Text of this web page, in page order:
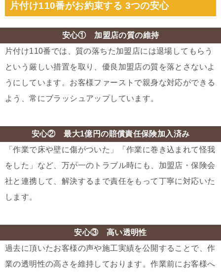
片付け110番がお約束する 3つの安心
安心① 加盟店の質の維持
片付け110番では、質の落ちた加盟店には退場してもらう
という厳しい措置を取り、優良加盟店の質を落とさないよ
うにしています。お客様ファーストで親身な対応ができる
よう、常にブラッシュアップしています。
安心② 最大1億円の賠償責任保険加入済み
「作業で床や壁に傷がついた」「作業に巻き込まれて怪我
をした」など、万が一のトラブル時にも、加盟店・保険会
社と連携して、解決するまで責任をもって丁寧に対応いた
します。
安心③ 高い透明性
過去に頂いたお客様の声や施工実績を公開することで、作
業の透明性の高さを維持しております。作業前にお客様へ